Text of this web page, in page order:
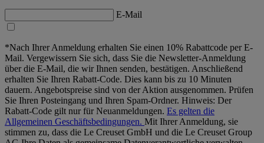
E-Mail
*Nach Ihrer Anmeldung erhalten Sie einen 10% Rabattcode per E-
Mail. Vergewissern Sie sich, dass Sie die Newsletter-Anmeldung
über die E-Mail, die wir Ihnen senden, bestätigen. Anschließend
erhalten Sie Ihren Rabatt-Code. Dies kann bis zu 10 Minuten
dauern. Angebotspreise sind von der Aktion ausgenommen. Prüfen
Sie Ihren Posteingang und Ihren Spam-Ordner. Hinweis: Der
Rabatt-Code gilt nur für Neuanmeldungen. Es gelten die
Allgemeinen Geschäftsbedingungen. Mit Ihrer Anmeldung, sie
stimmen zu, dass die Le Creuset GmbH und die Le Creuset Group